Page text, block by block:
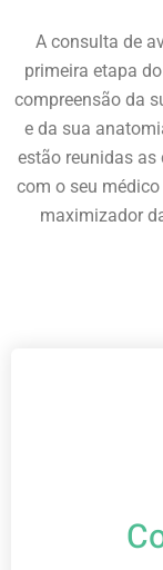
A consulta de
primeira etapa
compreensão da
e da sua
estão reunidas as
com o seu
maximizador